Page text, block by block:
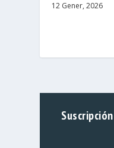
12 Gener, 2026